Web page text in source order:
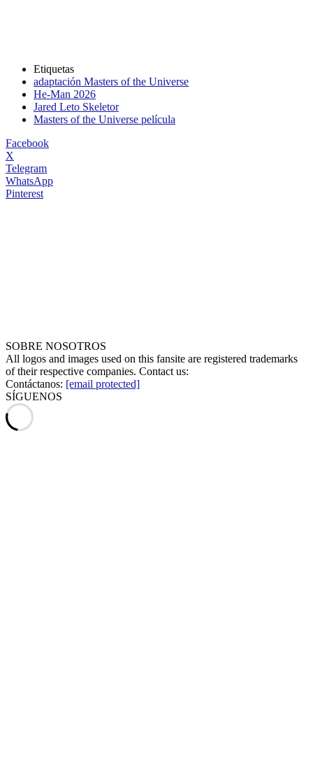
Etiquetas
adaptación Masters of the Universe
He-Man 2026
Jared Leto Skeletor
Masters of the Universe película
Facebook
X
Telegram
WhatsApp
Pinterest
SOBRE NOSOTROS
All logos and images used on this fansite are registered trademarks
of their respective companies. Contact us:
Contáctanos: [email protected]
SÍGUENOS